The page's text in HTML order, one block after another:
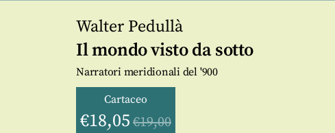
Walter Pedullà
Il mondo visto da sotto
Narratori meridionali del '900
Cartaceo
€18,05 €19,00